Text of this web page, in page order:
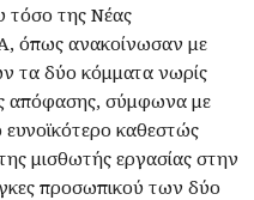
τόσο της Νέας
όπως ανακοίνωσαν με
τα δύο κόμματα νωρίς
απόφασης, σύμφωνα με
ευνοϊκότερο καθεστώς
μισθωτής εργασίας στην
προσωπικού των δύο